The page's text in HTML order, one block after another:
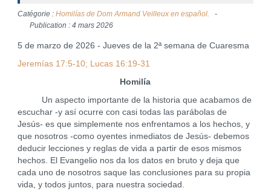
Catégorie : Homilías de Dom Armand Veilleux en español.
Publication : 4 mars 2026
5 de marzo de 2026 - Jueves de la 2ª semana de Cuaresma
Jeremías 17:5-10; Lucas 16:19-31
Homilía
Un aspecto importante de la historia que acabamos de
escuchar -y así ocurre con casi todas las parábolas de
Jesús- es que simplemente nos enfrentamos a los hechos, y
que nosotros -como oyentes inmediatos de Jesús- debemos
deducir lecciones y reglas de vida a partir de esos mismos
hechos. El Evangelio nos da los datos en bruto y deja que
cada uno de nosotros saque las conclusiones para su propia
vida, y todos juntos, para nuestra sociedad.